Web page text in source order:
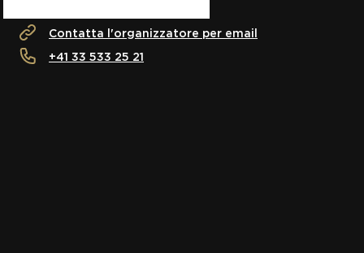
Contatta l'organizzatore per email
+41 33 533 25 21